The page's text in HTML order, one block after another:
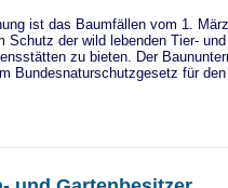
ist das Baumfällen vom 1.
Schutz der wild lebenden Tier- und
zu bieten. Der
Bundesnaturschutzgesetz für den